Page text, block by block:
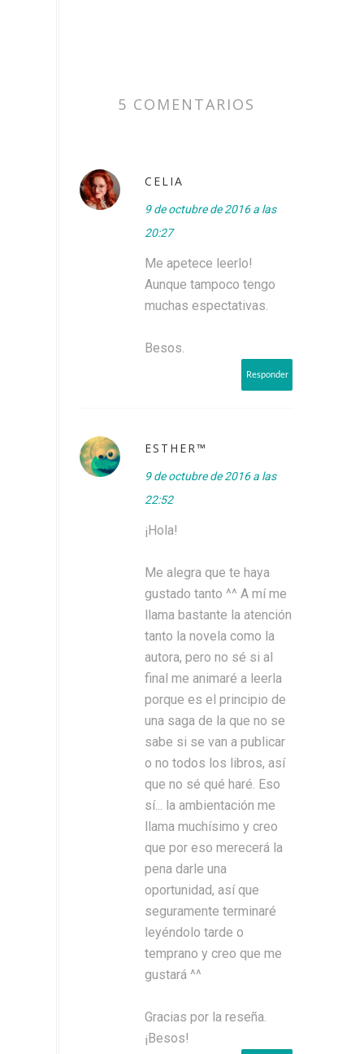
5 COMENTARIOS
CELIA
9 de octubre de 2016 a las
20:27
Me apetece leerlo!
Aunque tampoco tengo
muchas espectativas.
Besos.
Responder
EЅТНER™
9 de octubre de 2016 a las
22:52
¡Hola!
Me alegra que te haya
gustado tanto ^^ A mí me
llama bastante la atención
tanto la novela como la
autora, pero no sé si al
final me animaré a leerla
porque es el principio de
una saga de la que no se
sabe si se van a publicar
o no todos los libros, así
que no sé qué haré. Eso
sí... la ambientación me
llama muchísimo y creo
que por eso merecerá la
pena darle una
oportunidad, así que
seguramente terminaré
leyéndolo tarde o
temprano y creo que me
gustará ^^
Gracias por la reseña.
¡Besos!